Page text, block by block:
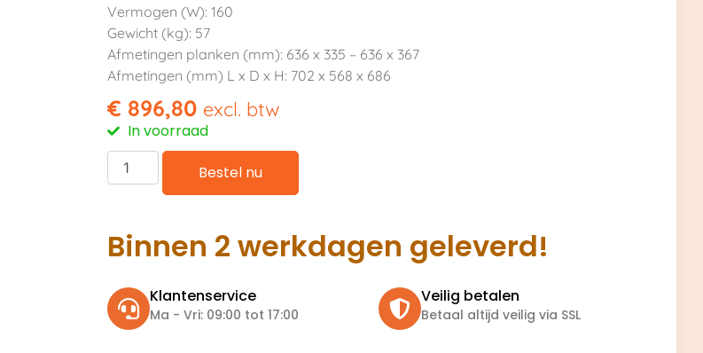
Vermogen (W): 160
Gewicht (kg): 57
Afmetingen planken (mm): 636 x 335 – 636 x 367
Afmetingen (mm) L x D x H: 702 x 568 x 686
€ 896,80 excl. btw
In voorraad
Bestel nu
Binnen 2 werkdagen geleverd!
Klantenservice
Ma - Vri: 09:00 tot 17:00
Veilig betalen
Betaal altijd veilig via SSL